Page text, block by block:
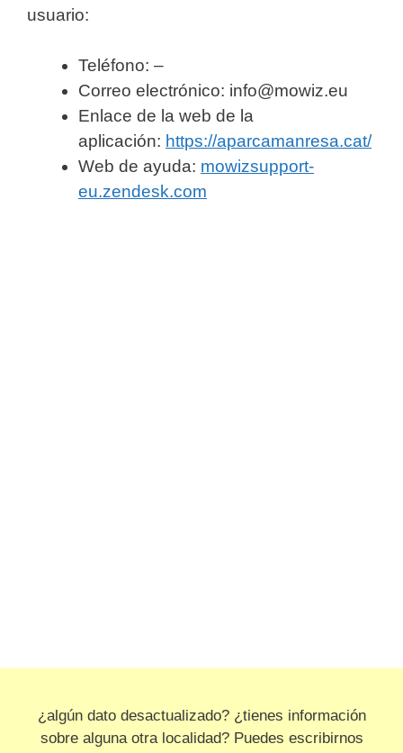
usuario:
Teléfono: –
Correo electrónico: info@mowiz.eu
Enlace de la web de la
aplicación: https://aparcamanresa.cat/
Web de ayuda: mowizsupport-
eu.zendesk.com
¿algún dato desactualizado? ¿tienes información
sobre alguna otra localidad? Puedes escribirnos